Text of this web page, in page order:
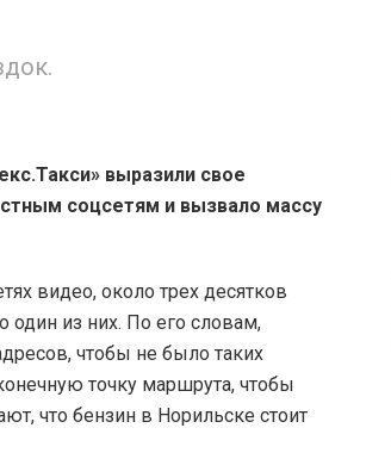
выразили свое
соцсетям и вызвало массу
видео, около трех десятков
один из них. По его словам,
чтобы не было таких
точку маршрута, чтобы
что бензин в Норильске стоит